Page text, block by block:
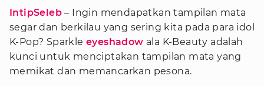
IntipSeleb – Ingin mendapatkan tampilan mata
segar dan berkilau yang sering kita pada para idol
K-Pop? Sparkleeyeshadow ala K-Beauty adalah
kunci untuk menciptakan tampilan mata yang
memikat dan memancarkan pesona.